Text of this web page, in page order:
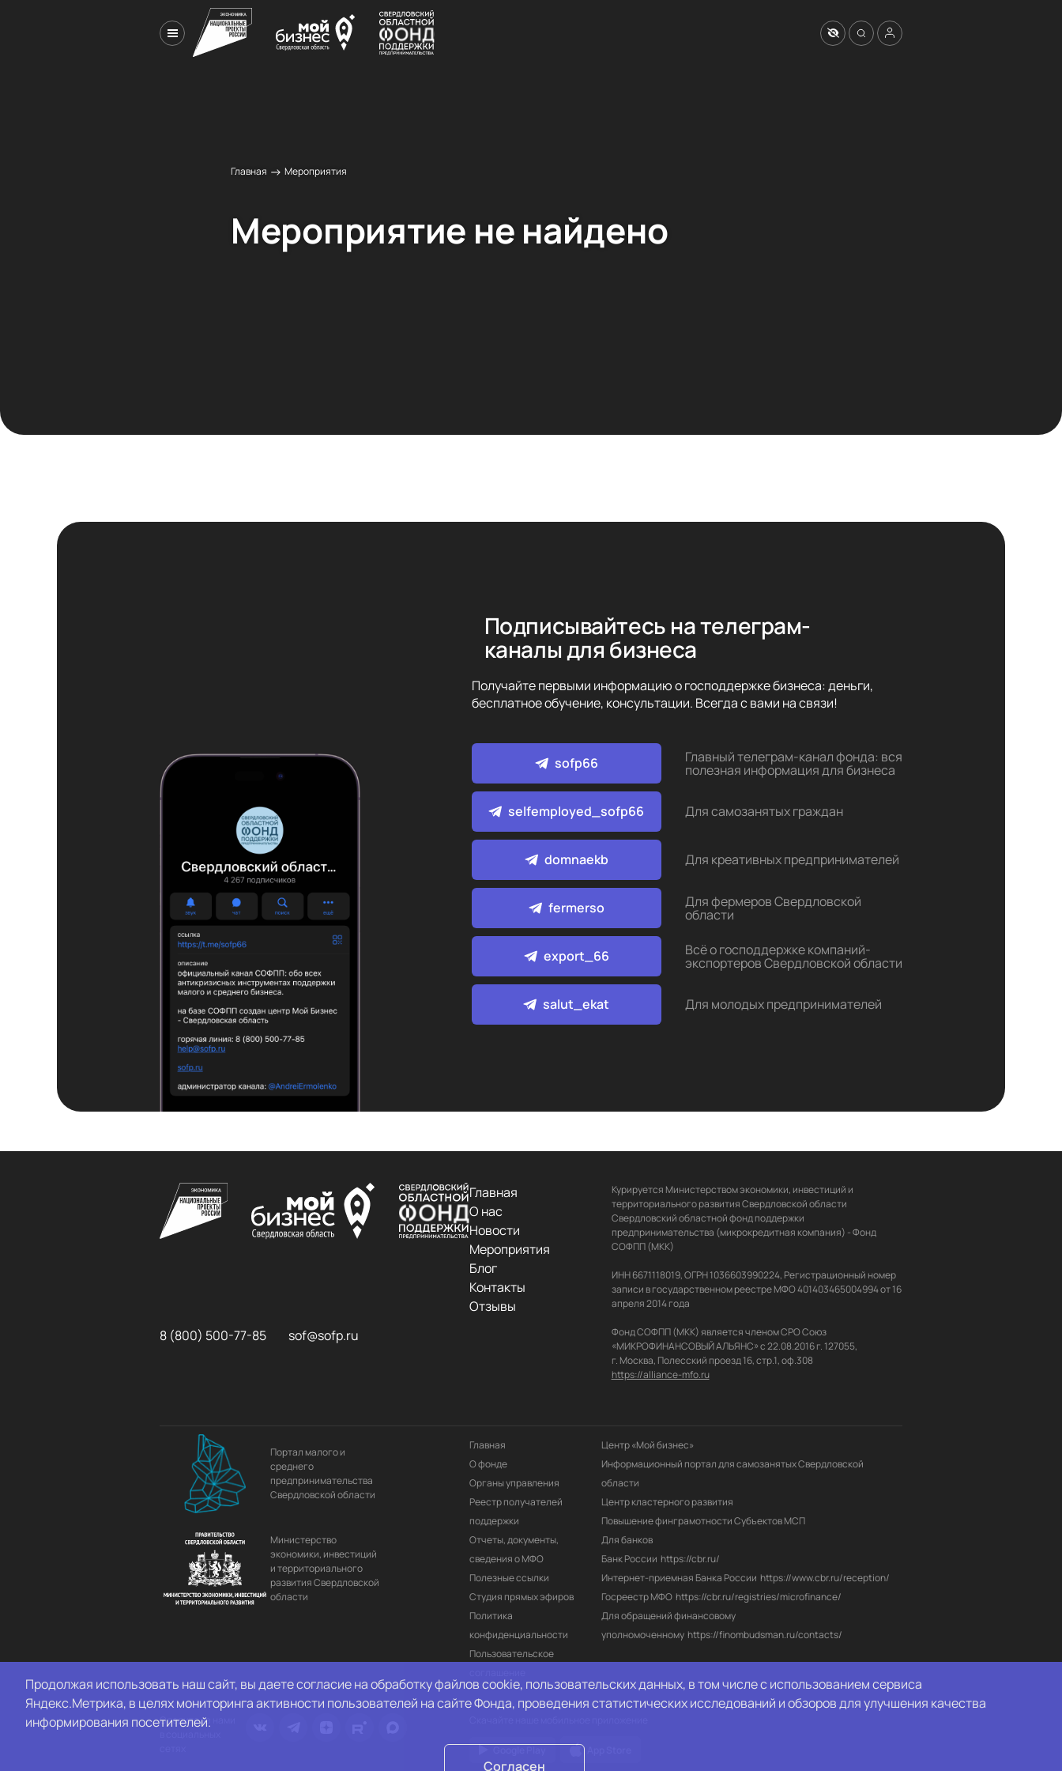
Главная → Мероприятия
Мероприятие не найдено
Подписывайтесь на телеграм-
каналы для бизнеса
Получайте первыми информацию о господдержке бизнеса: деньги,
бесплатное обучение, консультации. Всегда с вами на связи!
sofp66 Главный телеграм-канал фонда: вся
полезная информация для бизнеса
selfemployed_sofp66 Для самозанятых граждан
domnaekb Для креативных предпринимателей
fermerso Для фермеров Свердловской
области
export_66 Всё о господдержке компаний-
экспортеров Свердловской области
salut_ekat Для молодых предпринимателей
8 (800) 500-77-85 sof@sofp.ru
Главная
О нас
Новости
Мероприятия
Блог
Контакты
Отзывы
Курируется Министерством экономики, инвестиций и
территориального развития Свердловской области
Свердловский областной фонд поддержки
предпринимательства (микрокредитная компания) - Фонд
СОФПП (МКК)
ИНН 6671118019, ОГРН 1036603990224, Регистрационный номер
записи в государственном реестре МФО 401403465004994 от 16
апреля 2014 года
Фонд СОФПП (МКК) является членом СРО Союз
«МИКРОФИНАНСОВЫЙ АЛЬЯНС» с 22.08.2016 г. 127055,
г. Москва, Полесский проезд 16, стр.1, оф.308
https://alliance-mfo.ru
Портал малого и
среднего
предпринимательства
Свердловской области
Министерство
экономики, инвестиций
и территориального
развития Свердловской
области
Главная
О фонде
Органы управления
Реестр получателей
поддержки
Отчеты, документы,
сведения о МФО
Полезные ссылки
Студия прямых эфиров
Политика
конфиденциальности
Пользовательское
Центр «Мой бизнес»
Информационный портал для самозанятых Свердловской
области
Центр кластерного развития
Повышение финграмотности Субъектов МСП
Для банков
Банк России https://cbr.ru/
Интернет-приемная Банка России https://www.cbr.ru/reception/
Госреестр МФО https://cbr.ru/registries/microfinance/
Для обращений финансовому
уполномоченному https://finombudsman.ru/contacts/
Следите за нами
Продолжая использовать наш сайт, вы даете согласие на обработку файлов cookie, пользовательских данных, в том числе с использованием сервиса
Яндекс.Метрика, в целях мониторинга активности пользователей на сайте Фонда, проведения статистических исследований и обзоров для улучшения качества
информирования посетителей.
Согласен